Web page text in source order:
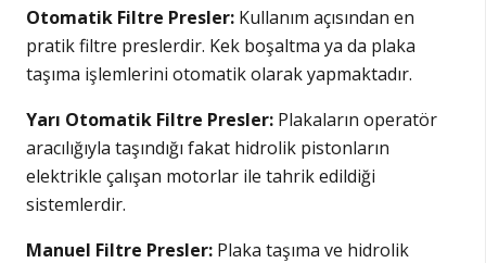
Otomatik Filtre Presler: Kullanım açısından en
pratik filtre preslerdir. Kek boşaltma ya da plaka
taşıma işlemlerini otomatik olarak yapmaktadır.
Yarı Otomatik Filtre Presler: Plakaların operatör
aracılığıyla taşındığı fakat hidrolik pistonların
elektrikle çalışan motorlar ile tahrik edildiği
sistemlerdir.
Manuel Filtre Presler: Plaka taşıma ve hidrolik